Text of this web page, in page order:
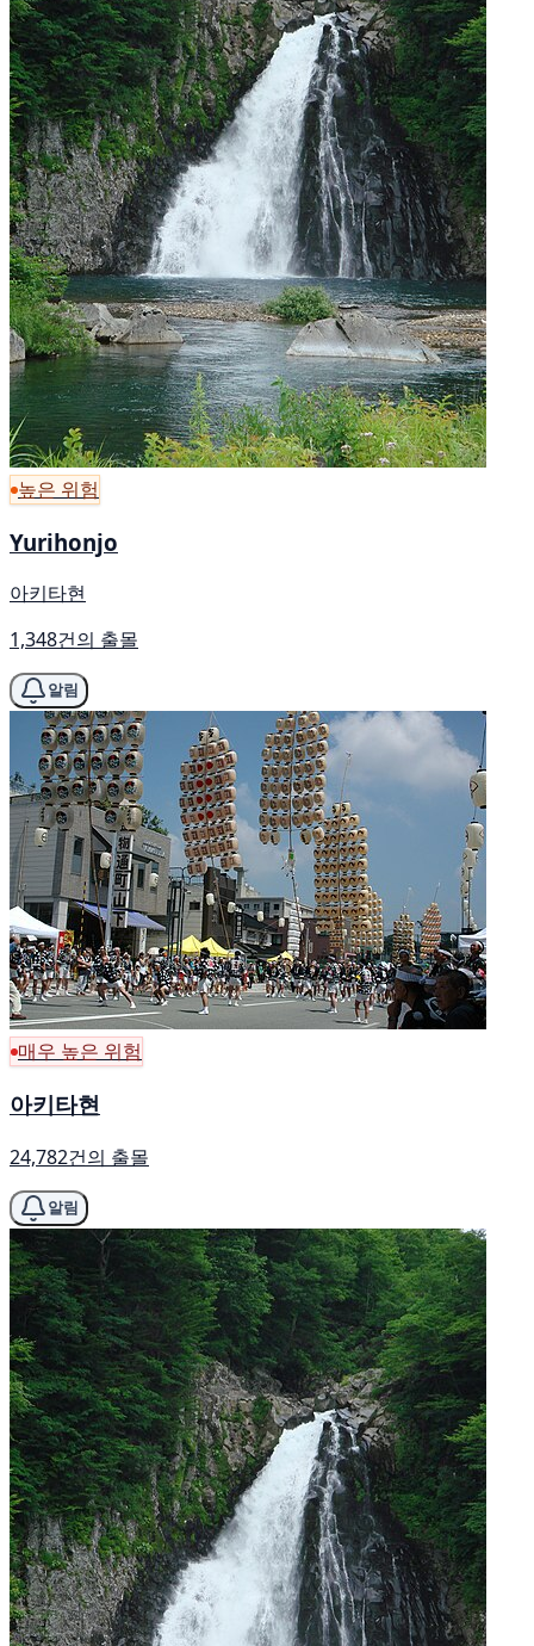
높은 위험
Yurihonjo
아키타현
1,348건의 출몰
알림
매우 높은 위험
아키타현
24,782건의 출몰
알림